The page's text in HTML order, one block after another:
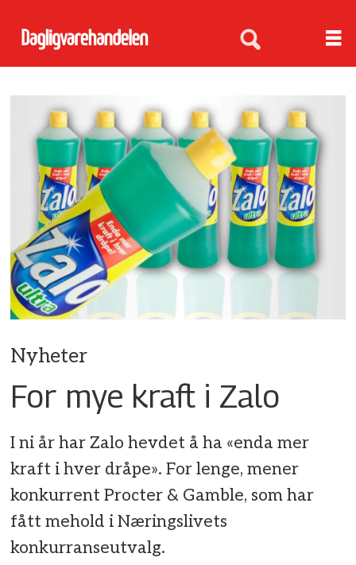
Nyheter
For mye kraft i Zalo
I ni år har Zalo hevdet å ha «enda mer
kraft i hver dråpe». For lenge, mener
konkurrent Procter & Gamble, som har
fått mehold i Næringslivets
konkurranseutvalg.